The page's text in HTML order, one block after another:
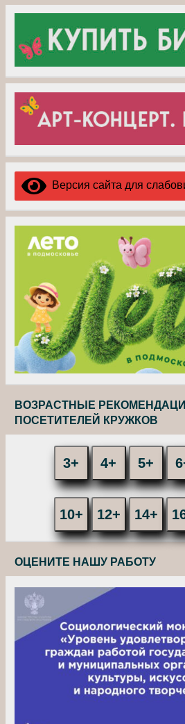
Версия сайта для
ВОЗРАСТНЫЕ
ПОСЕТИТЕЛЕЙ КРУЖКОВ
3+ 4+ 5+
10+ 12+ 14+
ОЦЕНИТЕ НАШУ РАБОТУ